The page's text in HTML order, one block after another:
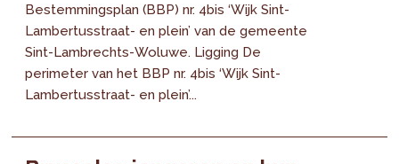
Bestemmingsplan (BBP) nr. 4bis ‘Wijk Sint-
Lambertusstraat- en plein’ van de gemeente
Sint-Lambrechts-Woluwe. Ligging De
perimeter van het BBP nr. 4bis ‘Wijk Sint-
Lambertusstraat- en plein’...